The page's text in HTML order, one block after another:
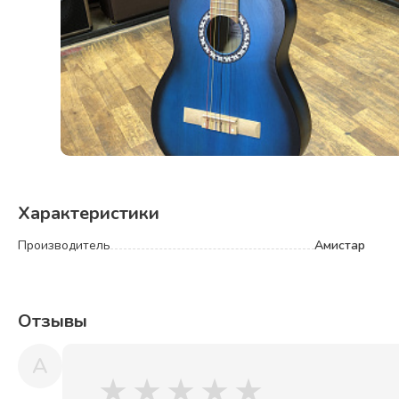
Характеристики
Производитель Амистар
Отзывы
A